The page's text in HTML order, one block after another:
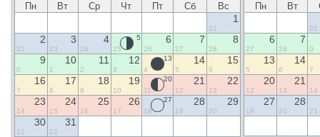
Пн
Вт Ср Чт Пт Сб Вс
1
21
2
22
3
23
4
24
5
25
6
26
7
27
8
28
9
0
10
1
11
2
12
3
13
4
14
5
15
6
16
7
17
8
18
9
19
10
20
11
21
12
22
13
23
14
24
15
25
16
26
17
27
18
28
19
29
20
30
21
31
22
Пн Вт
22
6
27
7
28 0
13
5
14
6 7
20
12
21
13 14
27
19
28
20 21